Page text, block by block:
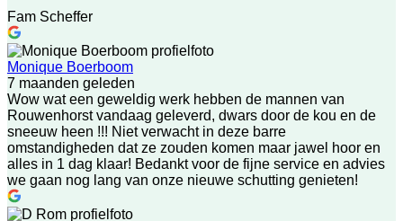
Fam Scheffer
Monique Boerboom
7 maanden geleden
Wow wat een geweldig werk hebben de mannen van
Rouwenhorst vandaag geleverd, dwars door de kou en de
sneeuw heen !!! Niet verwacht in deze barre
omstandigheden dat ze zouden komen maar jawel hoor en
alles in 1 dag klaar! Bedankt voor de fijne service en advies
we gaan nog lang van onze nieuwe schutting genieten!